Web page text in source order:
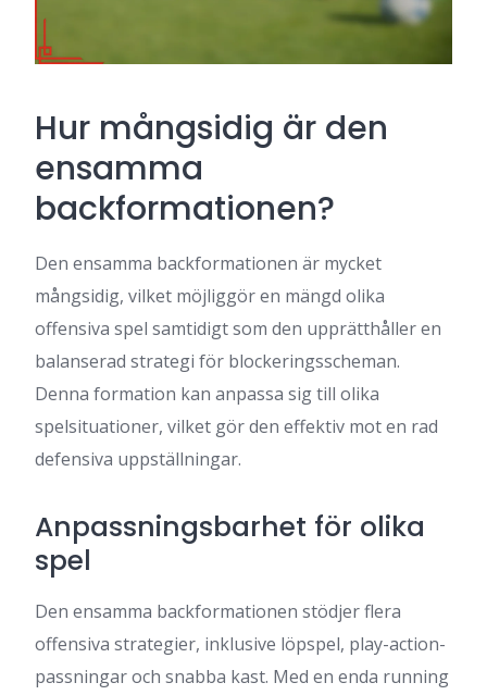
Hur mångsidig är den
ensamma
backformationen?
Den ensamma backformationen är mycket
mångsidig, vilket möjliggör en mängd olika
offensiva spel samtidigt som den upprätthåller en
balanserad strategi för blockeringsscheman.
Denna formation kan anpassa sig till olika
spelsituationer, vilket gör den effektiv mot en rad
defensiva uppställningar.
Anpassningsbarhet för olika
spel
Den ensamma backformationen stödjer flera
offensiva strategier, inklusive löpspel, play-action-
passningar och snabba kast. Med en enda running